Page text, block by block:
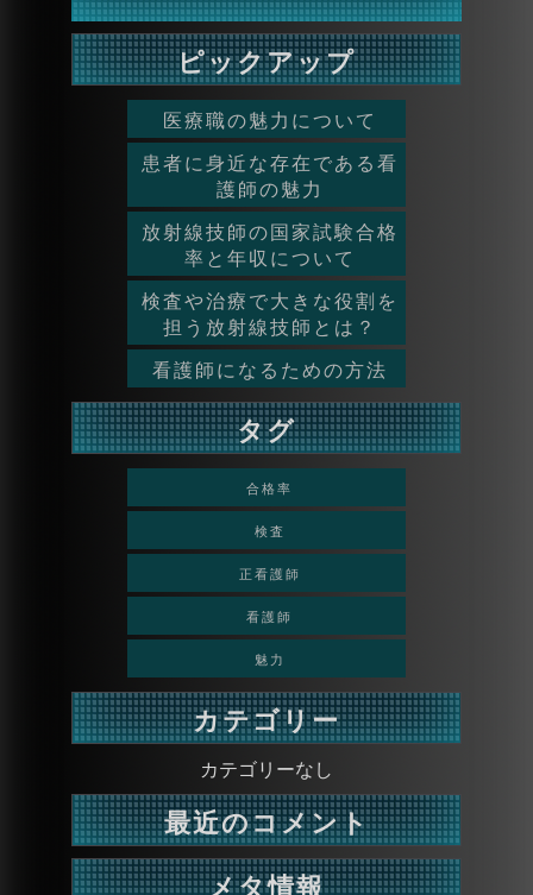
ピックアップ
医療職の魅力について
患者に身近な存在である看
護師の魅力
放射線技師の国家試験合格
率と年収について
検査や治療で大きな役割を
担う放射線技師とは？
看護師になるための方法
タグ
合格率
検査
正看護師
看護師
魅力
カテゴリー
カテゴリーなし
最近のコメント
メタ情報